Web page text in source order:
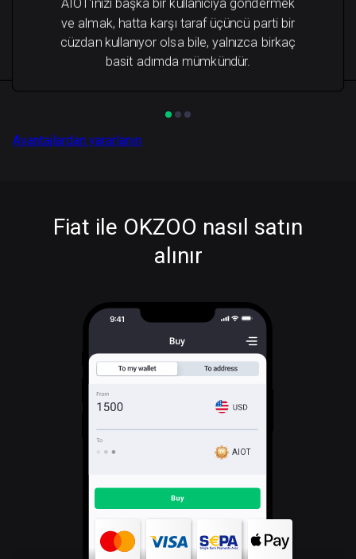
AIOT'ınızı başka bir kullanıcıya göndermek
ve almak, hatta karşı taraf üçüncü parti bir
cüzdan kullanıyor olsa bile, yalnızca birkaç
basit adımda mümkündür.
Avantajlardan yararlanın
Fiat ile OKZOO nasıl satın
alınır
AIOT